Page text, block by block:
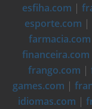
esfiha.com |
esporte.com |
farmacia.com
financeira.com
frango.com |
games.com |
idiomas.com |